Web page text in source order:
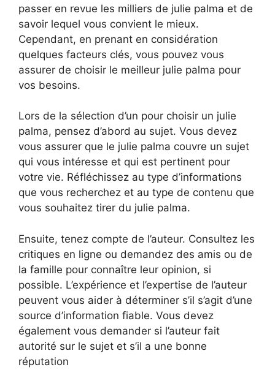
passer en revue les milliers de julie palma et de
savoir lequel vous convient le mieux.
Cependant, en prenant en considération
quelques facteurs clés, vous pouvez vous
assurer de choisir le meilleur julie palma pour
vos besoins.
Lors de la sélection d’un pour choisir un julie
palma, pensez d’abord au sujet. Vous devez
vous assurer que le julie palma couvre un sujet
qui vous intéresse et qui est pertinent pour
votre vie. Réfléchissez au type d’informations
que vous recherchez et au type de contenu que
vous souhaitez tirer du julie palma.
Ensuite, tenez compte de l’auteur. Consultez les
critiques en ligne ou demandez des amis ou de
la famille pour connaître leur opinion, si
possible. L’expérience et l’expertise de l’auteur
peuvent vous aider à déterminer s’il s’agit d’une
source d’information fiable. Vous devez
également vous demander si l’auteur fait
autorité sur le sujet et s’il a une bonne
réputation